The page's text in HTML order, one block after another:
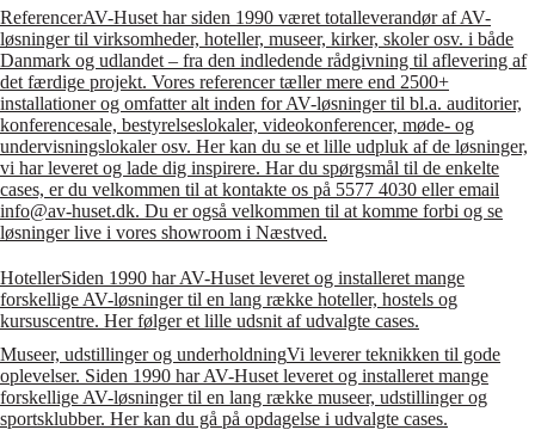
ReferencerAV-Huset har siden 1990 været totalleverandør af AV-
løsninger til virksomheder, hoteller, museer, kirker, skoler osv. i både
Danmark og udlandet – fra den indledende rådgivning til aflevering af
det færdige projekt. Vores referencer tæller mere end 2500+
installationer og omfatter alt inden for AV-løsninger til bl.a. auditorier,
konferencesale, bestyrelseslokaler, videokonferencer, møde- og
undervisningslokaler osv. Her kan du se et lille udpluk af de løsninger,
vi har leveret og lade dig inspirere. Har du spørgsmål til de enkelte
cases, er du velkommen til at kontakte os på 5577 4030 eller email
info@av-huset.dk. Du er også velkommen til at komme forbi og se
løsninger live i vores showroom i Næstved.
HotellerSiden 1990 har AV-Huset leveret og installeret mange
forskellige AV-løsninger til en lang række hoteller, hostels og
kursuscentre. Her følger et lille udsnit af udvalgte cases.
Museer, udstillinger og underholdningVi leverer teknikken til gode
oplevelser. Siden 1990 har AV-Huset leveret og installeret mange
forskellige AV-løsninger til en lang række museer, udstillinger og
sportsklubber. Her kan du gå på opdagelse i udvalgte cases.